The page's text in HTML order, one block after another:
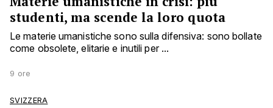
studenti, ma scende la loro quota
Le materie umanistiche sono sulla difensiva: sono bollate
come obsolete, elitarie e inutili per ...
9 ore
SVIZZERA